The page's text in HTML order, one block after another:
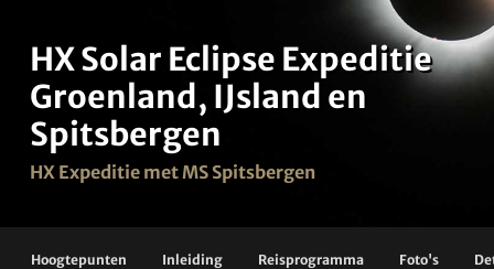
HX Solar Eclipse Expeditie
Groenland, IJsland en
Spitsbergen
HX Expeditie met MS Spitsbergen
Hoogtepunten Inleiding Reisprogramma Foto's